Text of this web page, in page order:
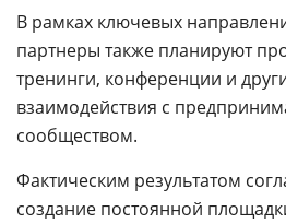
В рамках ключевых
партнеры также планируют
тренинги, конференции и
взаимодействия с
сообществом.
Фактическим результатом
создание постоянной